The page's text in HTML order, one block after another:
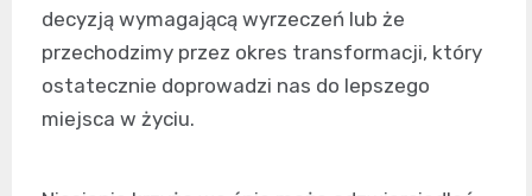
decyzją wymagającą wyrzeczeń lub że
przechodzimy przez okres transformacji, który
ostatecznie doprowadzi nas do lepszego
miejsca w życiu.